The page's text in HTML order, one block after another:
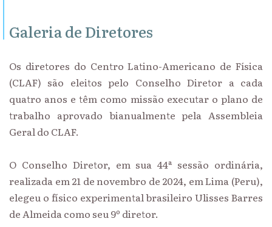
Galeria de Diretores
Os diretores do Centro Latino-Americano de Física
(CLAF) são eleitos pelo Conselho Diretor a cada
quatro anos e têm como missão executar o plano de
trabalho aprovado bianualmente pela Assembleia
Geral do CLAF.
O Conselho Diretor, em sua 44ª sessão ordinária,
realizada em 21 de novembro de 2024, em Lima (Peru),
elegeu o físico experimental brasileiro Ulisses Barres
de Almeida como seu 9º diretor.